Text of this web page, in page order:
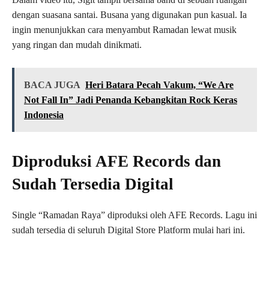
dengan suasana santai. Busana yang digunakan pun kasual. Ia
ingin menunjukkan cara menyambut Ramadan lewat musik
yang ringan dan mudah dinikmati.
BACA JUGA Heri Batara Pecah Vakum, “We Are
Not Fall In” Jadi Penanda Kebangkitan Rock Keras
Indonesia
Diproduksi AFE Records dan
Sudah Tersedia Digital
Single “Ramadan Raya” diproduksi oleh AFE Records. Lagu ini
sudah tersedia di seluruh Digital Store Platform mulai hari ini.